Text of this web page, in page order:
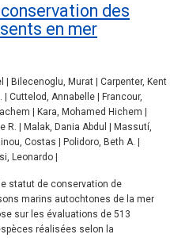
des
en mer
| Bilecenoglu, Murat | Carpenter, Kent
| Cuttelod, Annabelle | Francour,
| Kara, Mohamed Hichem |
R. | Malak, Dania Abdul | Massutí,
Costas | Polidoro, Beth A. |
Leonardo |
statut de conservation de
marins autochtones de la mer
sur les évaluations de 513
réalisées selon la